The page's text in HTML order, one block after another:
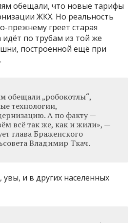
обещали, что новые тарифы
ЖКХ. Но реальность
прежнему греет старая
идёт по трубам из той же
построенной ещё при
обещали „робокотлы“,
технологии,
А по факту —
всё так же, как и жили», —
глава Браженского
Владимир Ткач.
увы, и в других населенных